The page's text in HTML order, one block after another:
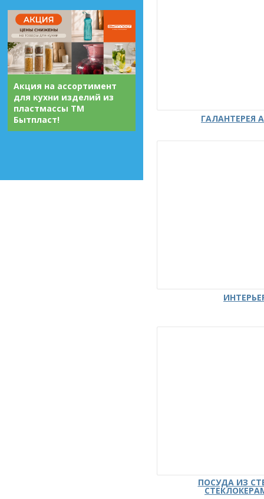
Акция на ассортимент
для кухни изделий из
пластмассы ТМ
Бытпласт!
ГАЛАНТЕРЕЯ
ПОСУДА ИЗ